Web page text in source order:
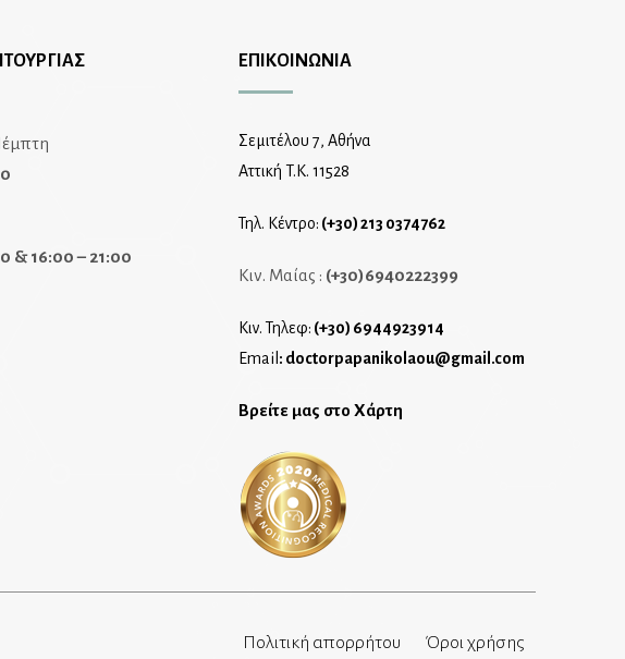
& 16:00 – 21:00
ΕΠΙΚΟΙΝΩΝΙΑ
Σεμιτέλου 7, Αθήνα
Αττική T.K. 11528
Τηλ. Κέντρο: (+30) 213 0374762
Κιν. Μαίας : (+30)6940222399
Κιν. Τηλεφ: (+30) 6944923914
Email : doctorpapanikolaou@gmail.com
Βρείτε μας στο Χάρτη
Πολιτική απορρήτου Όροι χρήσης